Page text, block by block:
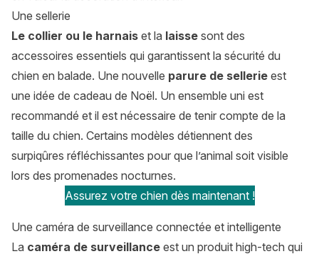
Une sellerie
Le collier ou le harnais et la laisse sont des
accessoires essentiels qui garantissent la sécurité du
chien en balade. Une nouvelle parure de sellerie est
une idée de cadeau de Noël. Un ensemble uni est
recommandé et il est nécessaire de tenir compte de la
taille du chien. Certains modèles détiennent des
surpiqûres réfléchissantes pour que l’animal soit visible
lors des promenades nocturnes.
Assurez votre chien dès maintenant !
Une caméra de surveillance connectée et intelligente
La caméra de surveillance est un produit high-tech qui